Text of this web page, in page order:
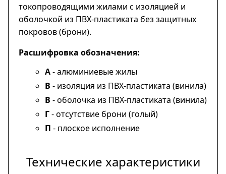
токопроводящими жилами с изоляцией и
оболочкой из ПВХ-пластиката без защитных
покровов (брони).
Расшифровка обозначения:
А- алюминиевые жилы
В - изоляция из ПВХ-пластиката (винила)
В - оболочка из ПВХ-пластиката (винила)
Г- отсутствие брони (голый)
П - плоское исполнение
Технические характеристики